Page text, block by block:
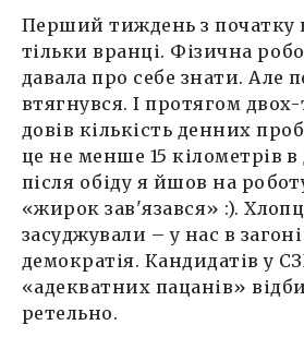
Перший тиждень з початку
тільки вранці. Фізична
давала про себе знати. Але
втягнувся. І протягом
довів кількість денних
це не менше 15 кілометрів в
після обіду я йшов на
«жирок зав'язався» :).
засуджували – у нас в
демократія. Кандидатів у
«адекватних пацанів»
ретельно.